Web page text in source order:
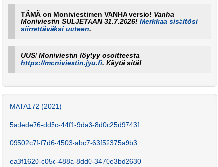
TÄMÄ on Moniviestimen VANHA versio! Vanha
Moniviestin SULJETAAN 31.7.2026!Merkkaa sisältösi
siirrettäväksi uuteen.
UUSI Moniviestin löytyy osoitteesta
https://moniviestin.jyu.fi. Käytä sitä!
MATA172 (2021)
5adede76-dd5c-44f1-9da3-8d0c25d9743f
09502c7f-f7d6-4503-abc7-63f52375a9b3
ea3f1620-c05c-488a-8dd0-3470e3bd2630